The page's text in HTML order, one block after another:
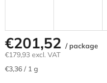
€201,52 / package
€179,93 excl. VAT
Measure
€3,36 / 1 g